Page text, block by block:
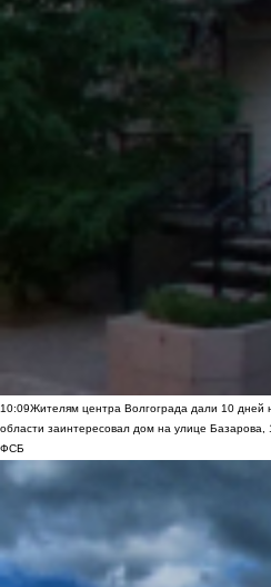
10:09Жителям центра Волгограда дали 10 дней
области заинтересовал дом на улице
ФСБ